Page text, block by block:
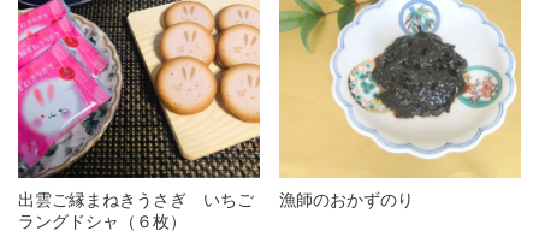
出雲ご縁まねきうさぎ いちご
ラングドシャ（６枚）
漁師のおかずのり